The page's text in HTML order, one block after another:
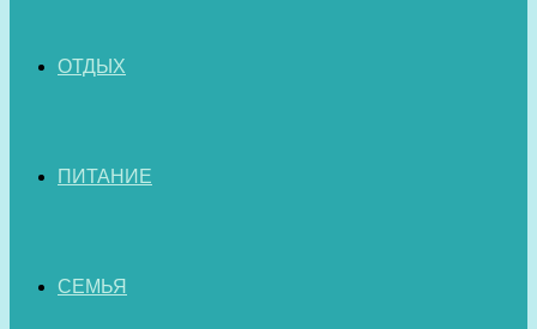
ОТДЫХ
ПИТАНИЕ
СЕМЬЯ